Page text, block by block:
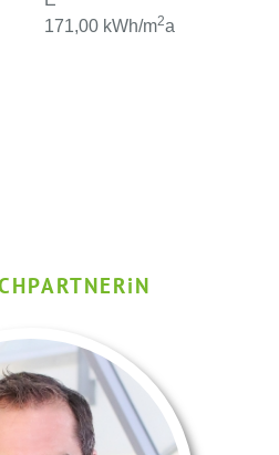
171,00 kWh/m2a
iN